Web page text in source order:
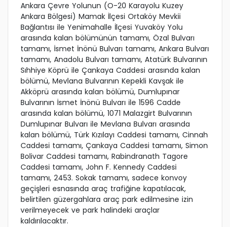
Ankara Çevre Yolunun (O-20 Karayolu Kuzey
Ankara Bölgesi) Mamak İlçesi Ortaköy Mevkii
Bağlantısı ile Yenimahalle İlçesi Yuvaköy Yolu
arasında kalan bölümünün tamamı, Özal Bulvarı
tamamı, İsmet İnönü Bulvarı tamamı, Ankara Bulvarı
tamamı, Anadolu Bulvarı tamamı, Atatürk Bulvarının
Sıhhiye Köprü ile Çankaya Caddesi arasında kalan
bölümü, Mevlana Bulvarının Kepekli Kavşak ile
Akköprü arasında kalan bölümü, Dumlupınar
Bulvarının İsmet İnönü Bulvarı ile 1596 Cadde
arasında kalan bölümü, 1071 Malazgirt Bulvarının
Dumlupınar Bulvarı ile Mevlana Bulvarı arasında
kalan bölümü, Türk Kızılayı Caddesi tamamı, Cinnah
Caddesi tamamı, Çankaya Caddesi tamamı, Simon
Bolivar Caddesi tamamı, Rabindranath Tagore
Caddesi tamamı, John F. Kennedy Caddesi
tamamı, 2453. Sokak tamamı, sadece konvoy
geçişleri esnasında araç trafiğine kapatılacak,
belirtilen güzergahlara araç park edilmesine izin
verilmeyecek ve park halindeki araçlar
kaldırılacaktır.